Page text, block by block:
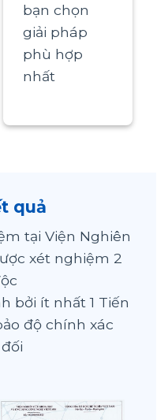
bạn chọn
giải pháp
phù hợp
nhất
quả
tại Viện Nghiên
xét nghiệm 2
bởi ít nhất 1 Tiến
độ chính xác